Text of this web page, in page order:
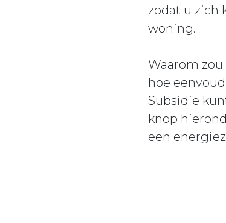
zodat u zich
woning.
Waarom
hoe
Subsidie
knop
een